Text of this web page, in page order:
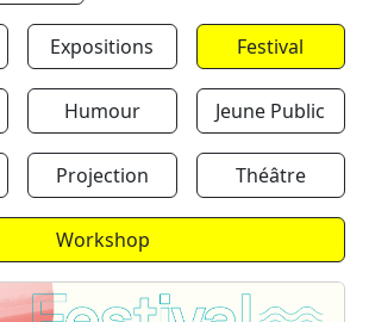
Expositions Festival
Humour Jeune Public
Projection Théâtre
Workshop